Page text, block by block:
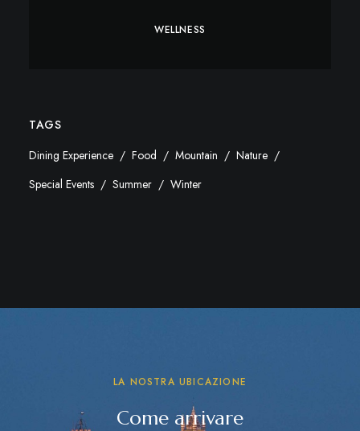
WELLNESS
TAGS
Dining Experience
Food Mountain
Nature
Special Events
Summer Winter
LA NOSTRA UBICAZIONE
Come arrivare